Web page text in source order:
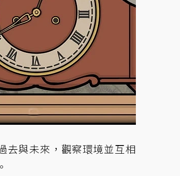
去與未來，觀察環境並互相